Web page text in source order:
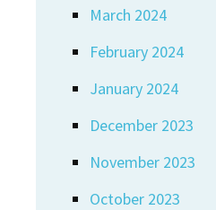
March 2024
February 2024
January 2024
December 2023
November 2023
October 2023